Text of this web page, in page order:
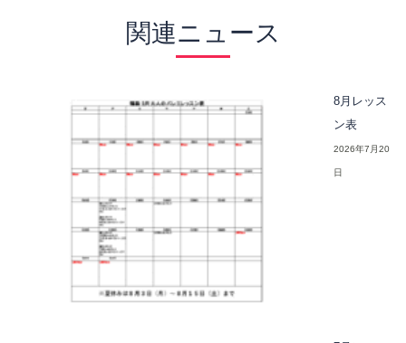
関連ニュース
8月レッス
ン表
2026年7月20
日